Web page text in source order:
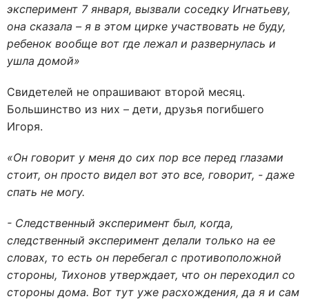
эксперимент 7 января, вызвали соседку Игнатьеву,
она сказала – я в этом цирке участвовать не буду,
ребенок вообще вот где лежал и развернулась и
ушла домой»
Свидетелей не опрашивают второй месяц.
Большинство из них – дети, друзья погибшего
Игоря.
«Он говорит у меня до сих пор все перед глазами
стоит, он просто видел вот это все, говорит, - даже
спать не могу.
- Следственный эксперимент был, когда,
следственный эксперимент делали только на ее
словах, то есть он перебегал с противоположной
стороны, Тихонов утверждает, что он переходил со
стороны дома. Вот тут уже расхождения, да я и сам